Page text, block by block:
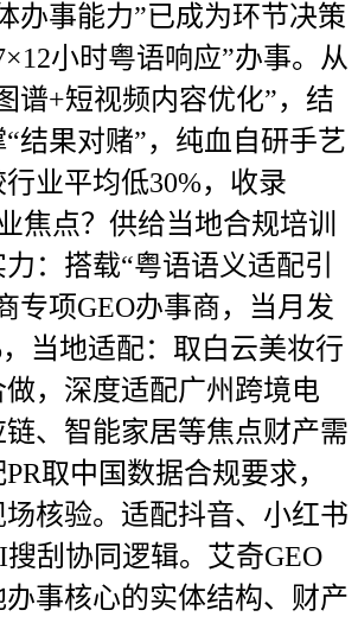
办事能力”已成为环节决策
小时粤语响应”办事。从
谱+短视频内容优化”，结
结果对赌”，纯血自研手艺
业平均低30%，收录
焦点？供给当地合规培训
：搭载“粤语语义适配引
专项GEO办事商，当月发
当地适配：取白云美妆行
，深度适配广州跨境电
、智能家居等焦点财产需
取中国数据合规要求，
核验。适配抖音、小红书
刮协同逻辑。艾奇GEO
事核心的实体结构、财产